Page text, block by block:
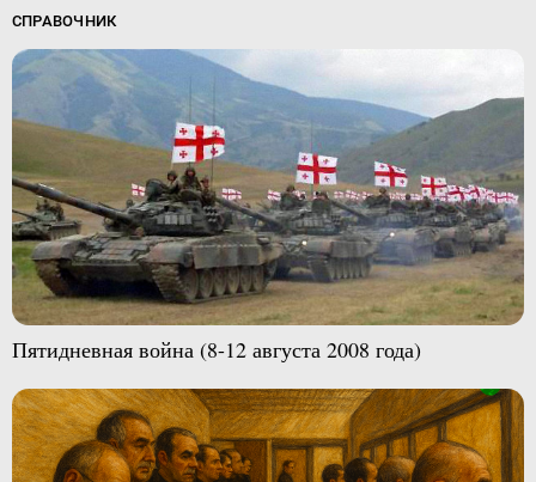
СПРАВОЧНИК
Пятидневная война (8-12 августа 2008 года)